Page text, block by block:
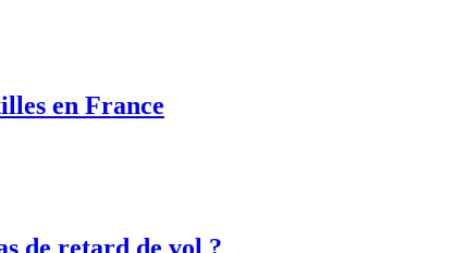
en France
de retard de vol ?